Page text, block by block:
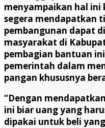
menyampaikan hal ini
segera mendapatkan
pembangunan dapat
masyarakat di
pembagian bantuan
pemerintah dalam
pangan khususnya
“Dengan
ini biar uang yang
dipakai untuk beli